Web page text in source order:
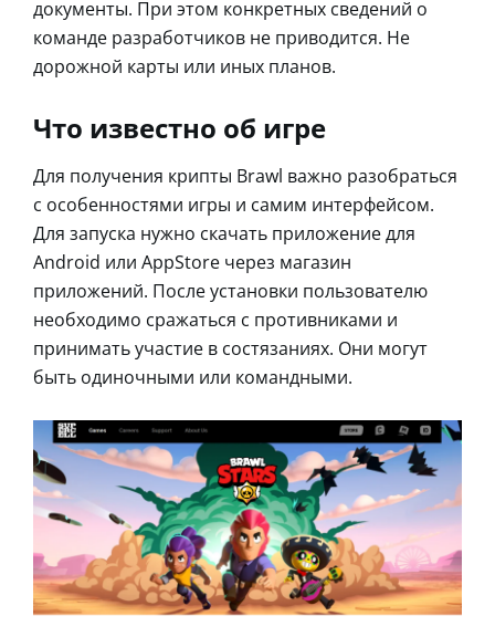
документы. При этом конкретных сведений о
команде разработчиков не приводится. Не
дорожной карты или иных планов.
Что известно об игре
Для получения крипты Brawl важно разобраться
с особенностями игры и самим интерфейсом.
Для запуска нужно скачать приложение для
Android или AppStore через магазин
приложений. После установки пользователю
необходимо сражаться с противниками и
принимать участие в состязаниях. Они могут
быть одиночными или командными.